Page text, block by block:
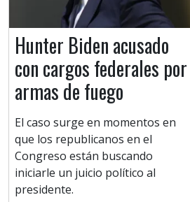
Hunter Biden acusado
con cargos federales por
armas de fuego
El caso surge en momentos en
que los republicanos en el
Congreso están buscando
iniciarle un juicio político al
presidente.